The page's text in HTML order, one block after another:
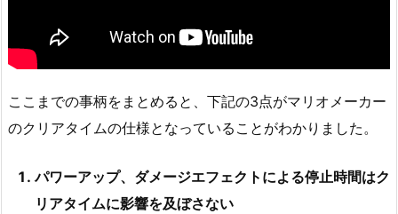
ここまでの事柄をまとめると、下記の3点がマリオメーカー
のクリアタイムの仕様となっていることがわかりました。
パワーアップ、ダメージエフェクトによる停止時間はク
リアタイムに影響を及ぼさない